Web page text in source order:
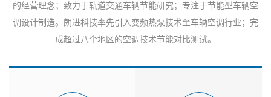
的经营理念；致力于轨道交通车辆节能研究；专注于节能型车辆空
调设计制造。朗进科技率先引入变频热泵技术至车辆空调行业；完
成超过八个地区的空调技术节能对比测试。